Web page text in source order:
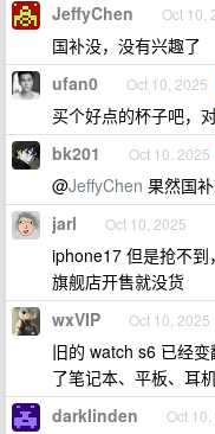
JeffyChen Oct 10,
国补没，没有兴趣了
ufan0 Oct 10, 2025
买个好点的杯子吧，
bk201 Oct 10, 2025
@JeffyChen 果然国
jarl Oct 10, 2025
iphone17 但是抢不
旗舰店开售就没货
wxVIP Oct 10, 2025
旧的 watch s6 已经
了笔记本、平板、耳
darklinden Oct